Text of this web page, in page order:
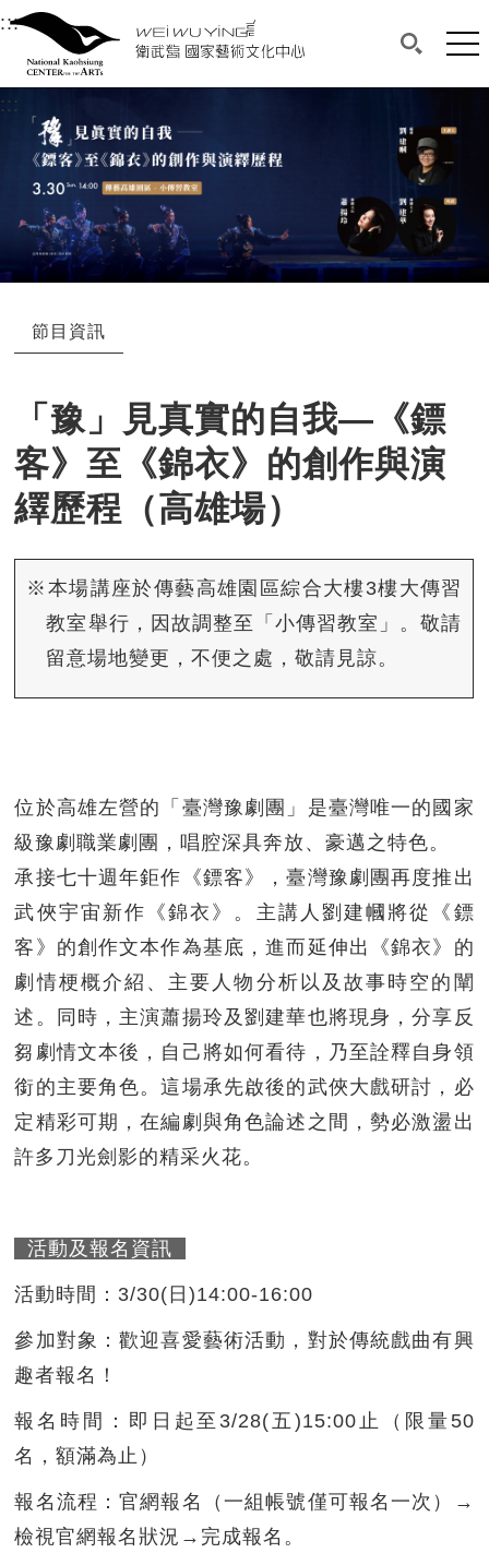
衛武營國家藝術文化中心
中央內容區塊，為本頁主要內容區。
:::選單連結區塊，此區塊列有本網站主要連結。
衛武營國家藝術文化中心
搜尋(開
網
:::
節目資訊
「豫」見真實的自我—《鏢
客》至《錦衣》的創作與演
繹歷程（高雄場）
※本場講座於傳藝高雄園區綜合大樓3樓大傳習
教室舉行，因故調整至「小傳習教室」。敬請
留意場地變更，不便之處，敬請見諒。
位於高雄左營的「臺灣豫劇團」是臺灣唯一的國家
級豫劇職業劇團，唱腔深具奔放、豪邁之特色。
承接七十週年鉅作《鏢客》，臺灣豫劇團再度推出
武俠宇宙新作《錦衣》。主講人劉建幗將從《鏢
客》的創作文本作為基底，進而延伸出《錦衣》的
劇情梗概介紹、主要人物分析以及故事時空的闡
述。同時，主演蕭揚玲及劉建華也將現身，分享反
芻劇情文本後，自己將如何看待，乃至詮釋自身領
銜的主要角色。這場承先啟後的武俠大戲研討，必
定精彩可期，在編劇與角色論述之間，勢必激盪出
許多刀光劍影的精采火花。
活動及報名資訊
活動時間：3/30(日)14:00-16:00
參加對象：歡迎喜愛藝術活動，對於傳統戲曲有興
趣者報名！
報名時間：即日起至3/28(五)15:00止（限量50
名，額滿為止）
報名流程：官網報名（一組帳號僅可報名一次）→
檢視官網報名狀況→完成報名。